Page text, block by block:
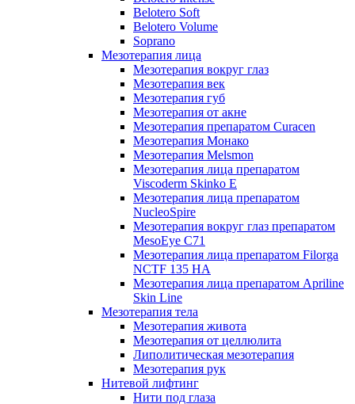
Belotero Soft
Belotero Volume
Soprano
Мезотерапия лица
Мезотерапия вокруг глаз
Мезотерапия век
Мезотерапия губ
Мезотерапия от акне
Мезотерапия препаратом Curacen
Мезотерапия Монако
Мезотерапия Melsmon
Мезотерапия лица препаратом
Viscoderm Skinko E
Мезотерапия лица препаратом
NucleoSpire
Мезотерапия вокруг глаз препаратом
MesoEye С71
Мезотерапия лица препаратом Filorga
NCTF 135 HA
Мезотерапия лица препаратом Apriline
Skin Line
Мезотерапия тела
Мезотерапия живота
Мезотерапия от целлюлита
Липолитическая мезотерапия
Мезотерапия рук
Нитевой лифтинг
Нити под глаза